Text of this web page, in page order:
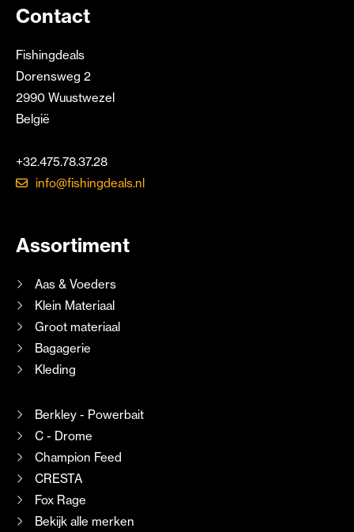
Contact
Fishingdeals
Dorensweg 2
2990 Wuustwezel
België
+32.475.78.37.28
info@fishingdeals.nl
Assortiment
Aas & Voeders
Klein Materiaal
Groot materiaal
Bagagerie
Kleding
Berkley - Powerbait
C - Drome
Champion Feed
CRESTA
Fox Rage
Bekijk alle merken